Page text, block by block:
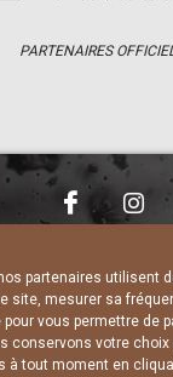
partenaires utilisent
site, mesurer sa
vous permettre de
conservons votre
à tout moment en
PARTENAIRES
D’UTILISATION
PAR L’AGENCE